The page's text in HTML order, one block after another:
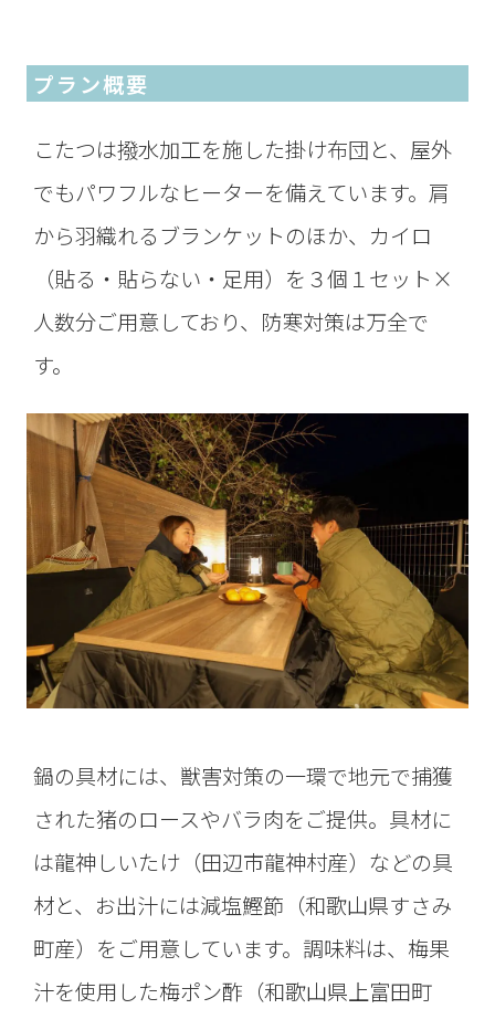
プラン概要
こたつは撥水加工を施した掛け布団と、屋外
でもパワフルなヒーターを備えています。肩
から羽織れるブランケットのほか、カイロ
（貼る・貼らない・足用）を３個１セット×
人数分ご用意しており、防寒対策は万全で
す。
鍋の具材には、獣害対策の一環で地元で捕獲
された猪のロースやバラ肉をご提供。具材に
は龍神しいたけ（田辺市龍神村産）などの具
材と、お出汁には減塩鰹節（和歌山県すさみ
町産）をご用意しています。調味料は、梅果
汁を使用した梅ポン酢（和歌山県上富田町